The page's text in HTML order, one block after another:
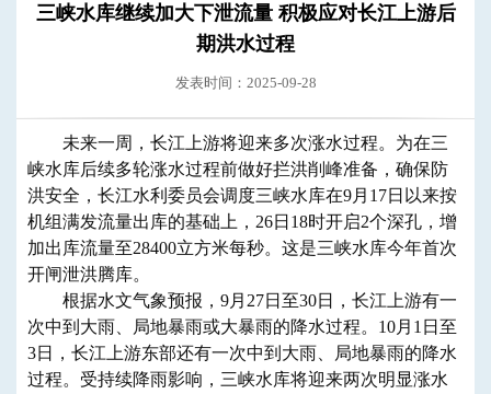
三峡水库继续加大下泄流量 积极应对长江上游后
期洪水过程
发表时间：2025-09-28
未来一周，长江上游将迎来多次涨水过程。为在三
峡水库后续多轮涨水过程前做好拦洪削峰准备，确保防
洪安全，长江水利委员会调度三峡水库在9月17日以来按
机组满发流量出库的基础上，26日18时开启2个深孔，增
加出库流量至28400立方米每秒。这是三峡水库今年首次
开闸泄洪腾库。
根据水文气象预报，9月27日至30日，长江上游有一
次中到大雨、局地暴雨或大暴雨的降水过程。10月1日至
3日，长江上游东部还有一次中到大雨、局地暴雨的降水
过程。受持续降雨影响，三峡水库将迎来两次明显涨水